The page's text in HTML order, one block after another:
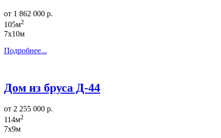
от 1 862 000 р.
105м2
7х10м
Подробнее...
Дом из бруса Д-44
от 2 255 000 р.
114м2
7х9м